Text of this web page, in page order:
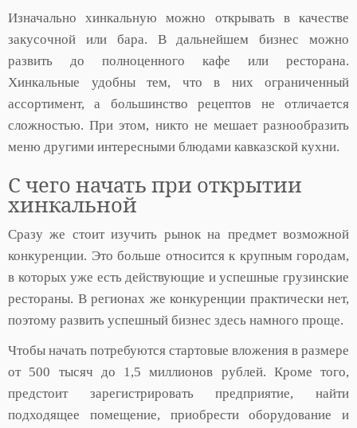
Изначально хинкальную можно открывать в качестве
закусочной или бара. В дальнейшем бизнес можно
развить до полноценного кафе или ресторана.
Хинкальные удобны тем, что в них ограниченный
ассортимент, а большинство рецептов не отличается
сложностью. При этом, никто не мешает разнообразить
меню другими интересными блюдами кавказской кухни.
С чего начать при открытии
хинкальной
Сразу же стоит изучить рынок на предмет возможной
конкуренции. Это больше относится к крупным городам,
в которых уже есть действующие и успешные грузинские
рестораны. В регионах же конкуренции практически нет,
поэтому развить успешный бизнес здесь намного проще.
Чтобы начать потребуются стартовые вложения в размере
от 500 тысяч до 1,5 миллионов рублей. Кроме того,
предстоит зарегистрировать предприятие, найти
подходящее помещение, приобрести оборудование и